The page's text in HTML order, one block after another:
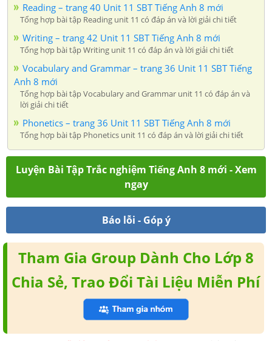
Reading – trang 40 Unit 11 SBT Tiếng Anh 8 mới
Tổng hợp bài tập Reading unit 11 có đáp án và lời giải chi tiết
Writing – trang 42 Unit 11 SBT Tiếng Anh 8 mới
Tổng hợp bài tập Writing unit 11 có đáp án và lời giải chi tiết
Vocabulary and Grammar – trang 36 Unit 11 SBT Tiếng
Anh 8 mới
Tổng hợp bài tập Vocabulary and Grammar unit 11 có đáp án và
lời giải chi tiết
Phonetics – trang 36 Unit 11 SBT Tiếng Anh 8 mới
Tổng hợp bài tập Phonetics unit 11 có đáp án và lời giải chi tiết
Luyện Bài Tập Trắc nghiệm Tiếng Anh 8 mới - Xem
ngay
Báo lỗi - Góp ý
Tham Gia Group Dành Cho Lớp 8
Chia Sẻ, Trao Đổi Tài Liệu Miễn Phí